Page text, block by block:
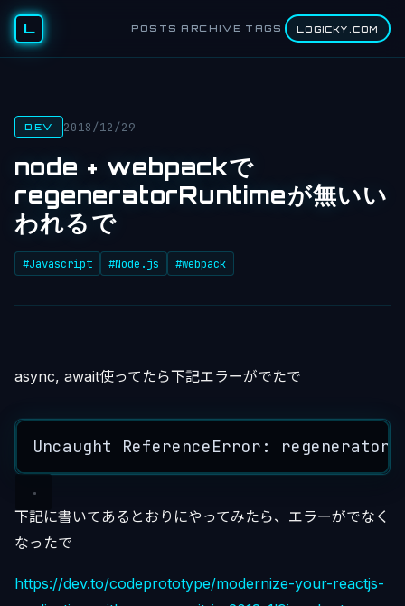
L POSTS ARCHIVE TAGS LOGICKY.COM
DEV 2018/12/29
node + webpackで
regeneratorRuntimeが無いい
われるで
#Javascript #Node.js #webpack
async, await使ってたら下記エラーがでたで
Uncaught ReferenceError:
下記に書いてあるとおりにやってみたら、エラーがでなく
なったで
https://dev.to/codeprototype/modernize-your-reactjs-